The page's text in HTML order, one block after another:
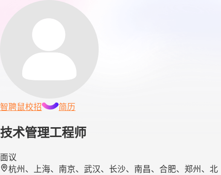
智聘鼠校招 简历
技术管理工程师
面议
杭州、上海、南京、武汉、长沙、南昌、合肥、郑州、北